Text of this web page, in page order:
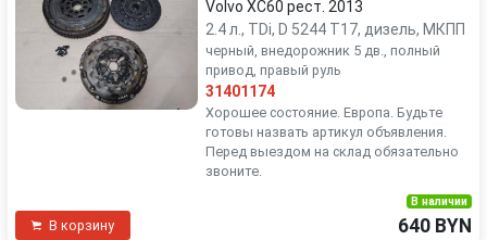
Volvo XC60 рест. 2013
2.4 л., TDi, D 5244 T17, дизель, МКПП
черный, внедорожник 5 дв., полный
привод, правый руль
31401174
Хорошее состояние. Европа. Будьте
готовы назвать артикул объявления.
Перед выездом на склад обязательно
звоните.
В корзину
В наличии
640 BYN